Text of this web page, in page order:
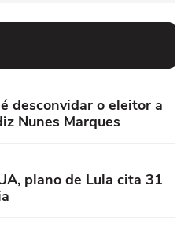
desconvidar o eleitor a
Nunes Marques
plano de Lula cita 31